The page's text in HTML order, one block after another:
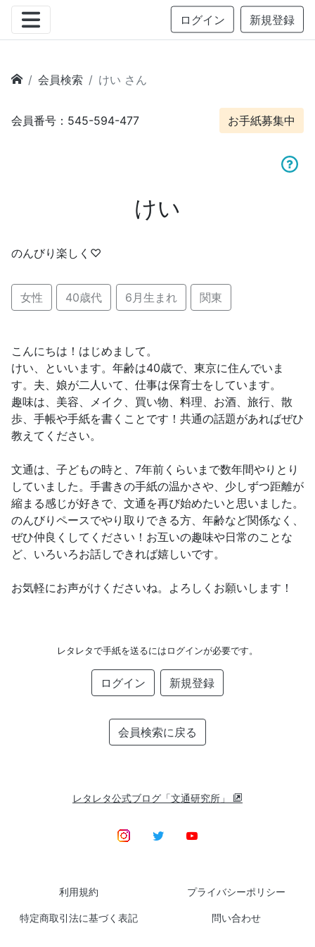
ログイン 新規登録
会員検索 けい さん
会員番号：545-594-477 お手紙募集中
けい
のんびり楽しく♡
女性 40歳代 6月生まれ 関東
こんにちは！はじめまして。
けい、といいます。年齢は40歳で、東京に住んでいま
す。夫、娘が二人いて、仕事は保育士をしています。
趣味は、美容、メイク、買い物、料理、お酒、旅行、散
歩、手帳や手紙を書くことです！共通の話題があればぜひ
教えてください。
文通は、子どもの時と、7年前くらいまで数年間やりとり
していました。手書きの手紙の温かさや、少しずつ距離が
縮まる感じが好きで、文通を再び始めたいと思いました。
のんびりペースでやり取りできる方、年齢など関係なく、
ぜひ仲良くしてください！お互いの趣味や日常のことな
ど、いろいろお話しできれば嬉しいです。
お気軽にお声がけくださいね。よろしくお願いします！
レタレタで手紙を送るにはログインが必要です。
ログイン 新規登録
会員検索に戻る
レタレタ公式ブログ「文通研究所」
利用規約 プライバシーポリシー
特定商取引法に基づく表記 問い合わせ